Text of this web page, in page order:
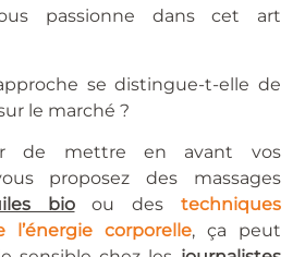
passionne dans cet art
se distingue-t-elle de
le marché ?
de mettre en avant vos
proposez des massages
bioou des
techniques
l’énergie corporelle, ça peut